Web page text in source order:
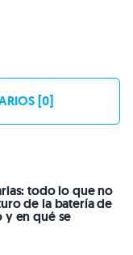
[0]
todo lo que no
de la batería de
y en qué se